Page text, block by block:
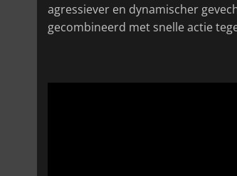
agressiever en dynamischer
gecombineerd met snelle actie